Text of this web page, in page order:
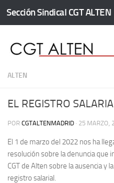
Saltar al contenido
Sección Sindical CGT ALTEN
ALTEN
EL REGISTRO
POR CGTALTENMADRID · 25 MARZO,
El 1 de marzo del 2022 nos ha
resolución sobre la denuncia que
CGT de Alten sobre la ausencia y
registro salarial.